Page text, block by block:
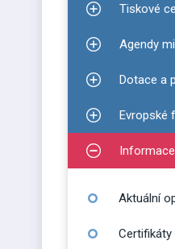
ZobrazitTiskové
ZobrazitAgendy
ZobrazitDotace a
ZobrazitEvropské
Zobrazit
Aktuální
Certifikáty